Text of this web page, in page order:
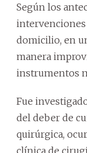
Según los
intervenciones
domicilio, en
manera
instrumentos
Fue
del deber de
quirúrgica,
clínica de